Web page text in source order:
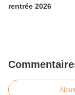
rentrée 2026